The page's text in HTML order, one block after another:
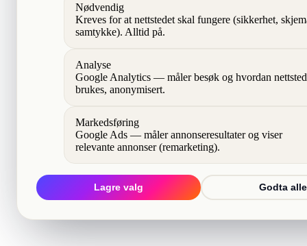
Nødvendig
Kreves for at nettstedet skal fungere (sikkerhet,
samtykke). Alltid på.
Analyse
Google Analytics — måler besøk og hvordan
brukes, anonymisert.
Markedsføring
Google Ads — måler annonseresultater og viser
relevante annonser (remarketing).
Lagre valg Godta alle